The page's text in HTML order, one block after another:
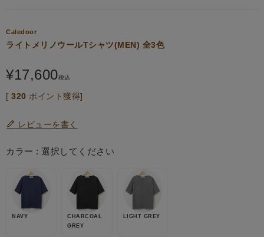
Caledoor
ライトメリノウールTシャツ(MEN) 全3色
¥17,600税込
[ 320 ポイント獲得]
レビューを書く
カラー 選択してください
NAVY
CHARCOAL
GREY
LIGHT GREY